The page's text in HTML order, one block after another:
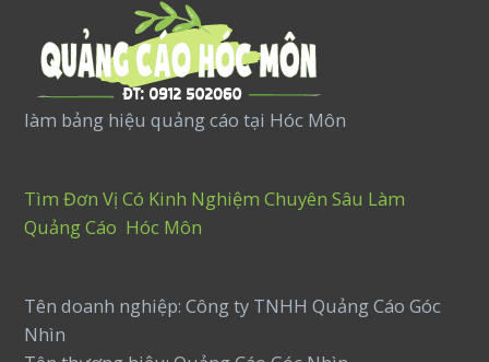
làm bảng hiệu quảng cáo tại Hóc Môn
Tìm Đơn Vị Có Kinh Nghiệm Chuyên Sâu Làm
Quảng Cáo Hóc Môn
Tên doanh nghiệp: Công ty TNHH Quảng Cáo Góc
Nhìn